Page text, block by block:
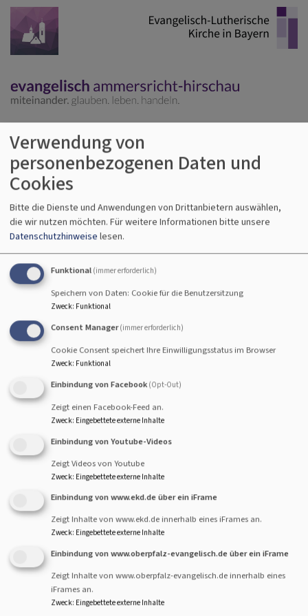
Direkt
zum
Inhalt
Hauptnavigation
Startseite kinderbibeltag
kinderbibeltag
Buß und Bettag ist für
gehen arbeiten und die
Kinder haben schulfrei. Da
Kinderbibeltag am Halb-Feiertag. Carolin Voigt hat im
Rahmen ihres Praxisjahres mit dem Team einen
Erlebnisorientierten Tag für die kleinen Großen
gestaltet. Angefangen vom Hohlebauen und
Strauchbehängen in der Kirche bis hin zum gemeinsamen
Bastel und Mittagessen, Spiele und viel Spannendes
Wir wollen dran bleiben: Mehr Angebote für Junge
Gemeinde und Familie.
Hauptnavigation Fußbereichsmenü
Verwendung von
personenbezogenen Daten und
Cookies
Bitte die Dienste und Anwendungen von Drittanbietern auswählen,
die wir nutzen möchten. Für weitere Informationen bitte unsere
Datenschutzhinweise lesen.
Funktional (immer erforderlich)
Speichern von Daten: Cookie für die Benutzersitzung
Zweck: Funktional
Consent Manager (immer erforderlich)
Cookie Consent speichert Ihre Einwilligungsstatus im Browser
Zweck: Funktional
Einbindung von Facebook (Opt-Out)
Zeigt einen Facebook-Feed an.
Zweck: Eingebettete externe Inhalte
Einbindung von Youtube-Videos
Zeigt Videos von Youtube
Zweck: Eingebettete externe Inhalte
Einbindung von www.ekd.de über ein iFrame
Zeigt Inhalte von www.ekd.de innerhalb eines iFrames an.
Zweck: Eingebettete externe Inhalte
Einbindung von www.oberpfalz-evangelisch.de über ein iFrame
Zeigt Inhalte von www.oberpfalz-evangelisch.de innerhalb eines
iFrames an.
Zweck: Eingebettete externe Inhalte